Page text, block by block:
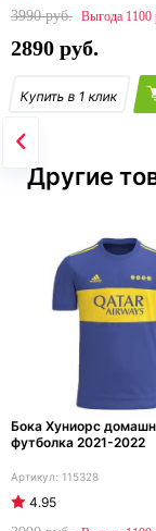
3990
1100
2890
Другие
Бока Хуниорс
футболка 2021-2022
115328
4.95